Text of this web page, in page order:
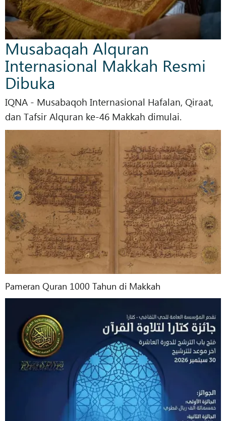
Musabaqah Alquran
Internasional Makkah Resmi
Dibuka
IQNA - Musabaqoh Internasional Hafalan, Qiraat,
dan Tafsir Alquran ke-46 Makkah dimulai.
Pameran Quran 1000 Tahun di Makkah